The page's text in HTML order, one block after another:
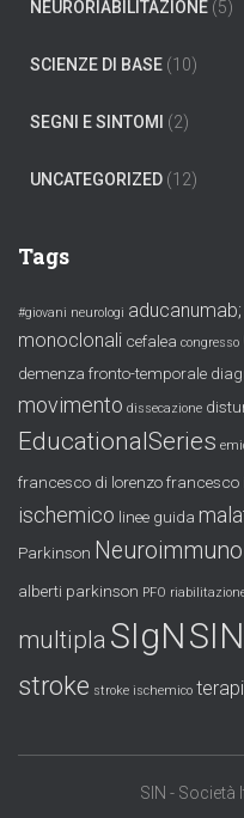
NEURORIABILITAZIONE (5)
SCIENZE DI BASE (10)
SEGNI E SINTOMI (2)
UNCATEGORIZED (12)
Tags
#giovani neurologi aducanumab;
monoclonali cefalea congresso
demenza fronto-temporale
movimento dissecazione
EducationalSeries
francesco di lorenzofrancesco
ischemico linee guida
Parkinson
alberti parkinson PFO
multipla SIgNSIN
stroke stroke ischemico
SIN - Società